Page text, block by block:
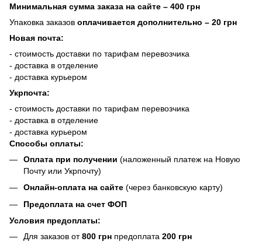
Минимальная сумма заказа на сайте – 400 грн
Упаковка заказов оплачивается дополнительно – 20 грн
Новая почта:
- стоимость доставки по тарифам перевозчика
- доставка в отделение
- доставка курьером
Укрпочта:
- стоимость доставки по тарифам перевозчика
- доставка в отделение
- доставка курьером
Способы оплаты:
Оплата при получении (наложенный платеж на Новую
Почту или Укрпочту)
Онлайн-оплата на сайте (через банковскую карту)
Предоплата на счет ФОП
Условия предоплаты:
Для заказов от800 грн предоплата 200 грн